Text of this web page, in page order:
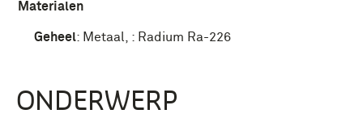
Materialen
Geheel: Metaal : Radium Ra-226
ONDERWERP